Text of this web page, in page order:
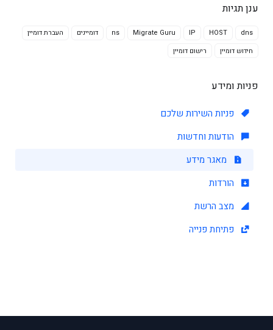
ענן תגיות
dns
HOST
IP
Migrate Guru
ns דומיינים
העברת דומיין
חידוש דומיין
רישום דומיין
פניות ומידע
פניות השירות שלכם
הודעות וחדשות
מאגר מידע
הורדות
מצב הרשת
פתיחת פנייה